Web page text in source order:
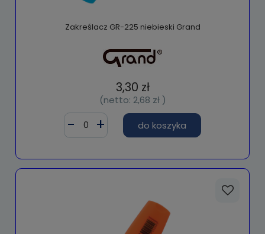
Zakreślacz GR-225 niebieski Grand
3,30 zł
(netto: 2,68 zł)
do koszyka